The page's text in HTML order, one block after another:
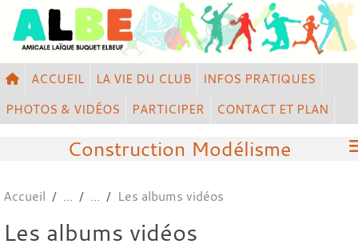
ACCUEIL LA VIE DU CLUB
INFOS PRATIQUES
PHOTOS & VIDÉOS
PARTICIPER CONTACT ET PLAN
Construction Modélisme
Accueil Les albums vidéos
Les albums vidéos
Panneau de gestion des cookies